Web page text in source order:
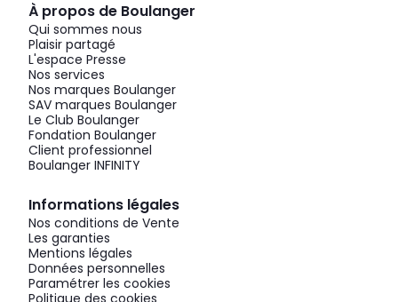
À propos de Boulanger
Qui sommes nous
Plaisir partagé
L'espace Presse
Nos services
Nos marques Boulanger
SAV marques Boulanger
Le Club Boulanger
Fondation Boulanger
Client professionnel
Boulanger INFINITY
Informations légales
Nos conditions de Vente
Les garanties
Mentions légales
Données personnelles
Paramétrer les cookies